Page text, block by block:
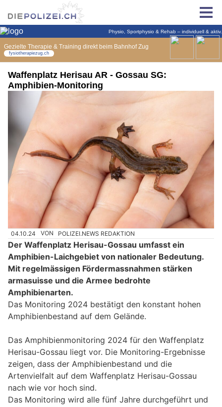
Waffenplatz Herisau AR - Gossau SG:
Amphibien-Monitoring
04.10.24 VON POLIZEI.NEWS REDAKTION
Der Waffenplatz Herisau-Gossau umfasst ein
Amphibien-Laichgebiet von nationaler Bedeutung.
Mit regelmässigen Fördermassnahmen stärken
armasuisse und die Armee bedrohte
Amphibienarten.
Das Monitoring 2024 bestätigt den konstant hohen
Amphibienbestand auf dem Gelände.
Das Amphibienmonitoring 2024 für den Waffenplatz
Herisau-Gossau liegt vor. Die Monitoring-Ergebnisse
zeigen, dass der Amphibienbestand und die
Artenvielfalt auf dem Waffenplatz Herisau-Gossau
nach wie vor hoch sind.
Das Monitoring wird alle fünf Jahre durchgeführt und